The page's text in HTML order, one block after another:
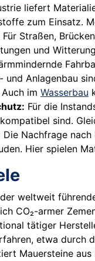
liefert
zum Einsatz.
Für Straßen,
und
und Anlagenbau
im Wasserbau
Für die
sind.
Die Nachfrage
Hier spielen
weltweit
CO₂-armer
tätiger
etwa durch
Mauersteine